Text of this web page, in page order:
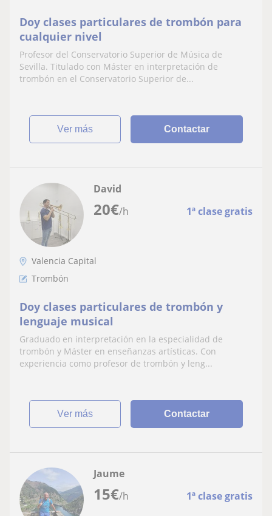
Doy clases particulares de trombón para
cualquier nivel
Profesor del Conservatorio Superior de Música de
Sevilla. Titulado con Máster en interpretación de
trombón en el Conservatorio Superior de...
ver más Contactar
20€/h 1ª clase gratis
David
Valencia Capital
Trombón
Doy clases particulares de trombón y
lenguaje musical
Graduado en interpretación en la especialidad de
trombón y Máster en enseñanzas artísticas. Con
experiencia como profesor de trombón y leng...
ver más Contactar
15€/h 1ª clase gratis
Jaume